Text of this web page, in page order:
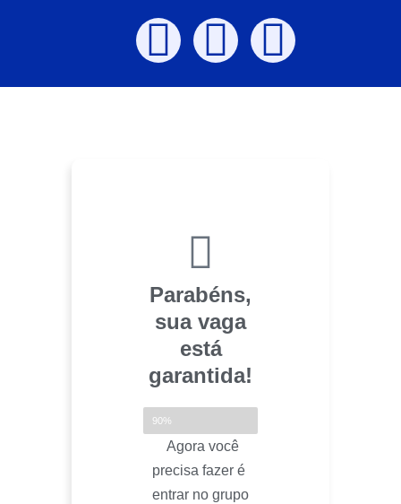
Parabéns,
sua vaga
está
garantida!
Falta só mais um passo
90%
Agora você
precisa fazer é
entrar no grupo